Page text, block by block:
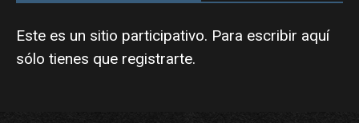
Este es un sitio participativo. Para escribir aquí
sólo tienes que registrarte.